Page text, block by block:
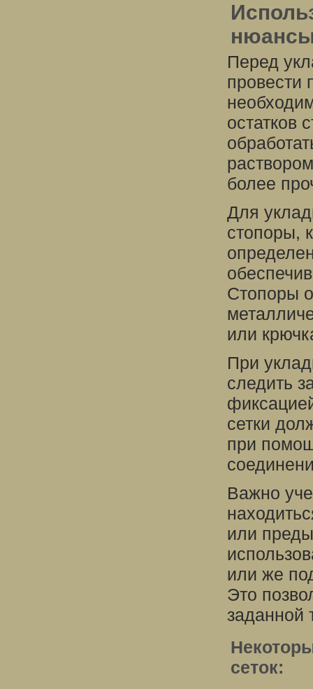
Перед
провести
остатков
более
Для
стопоры,
Стопоры
или
При
следить
сетки
при
Важно
или
или же
Это
заданной
сеток: